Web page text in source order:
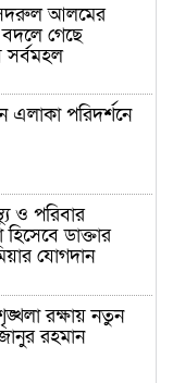
সদরুল আলমের
গেছে
সর্বমহল
এলাকা পরিদর্শনে
ও পরিবার
ডাক্তার
যোগদান
রক্ষায় নতুন
রহমান